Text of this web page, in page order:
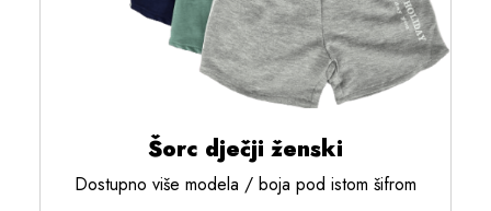
Šorc dječji ženski
Dostupno više modela / boja pod istom šifrom